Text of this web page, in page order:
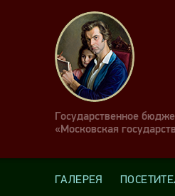
Государственное
«Московская
ГАЛЕРЕЯ